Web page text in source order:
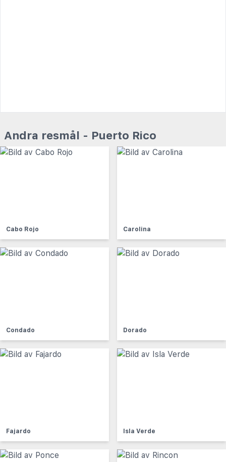
Andra resmål - Puerto Rico
Cabo Rojo Carolina
Condado Dorado
Fajardo Isla Verde